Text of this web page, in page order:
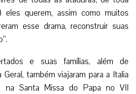
querem, assim como muitos
esse drama, reconstruir suas
e suas famílias, além de
também viajaram para a Italia
na Santa Missa do Papa no VII